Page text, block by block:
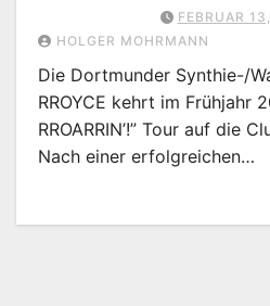
FEBRUAR
HOLGER MOHRMANN
Die Dortmunder Synthie-/
RROYCE kehrt im Frühjahr
RROARRIN’!” Tour auf die
Nach einer erfolgreichen…